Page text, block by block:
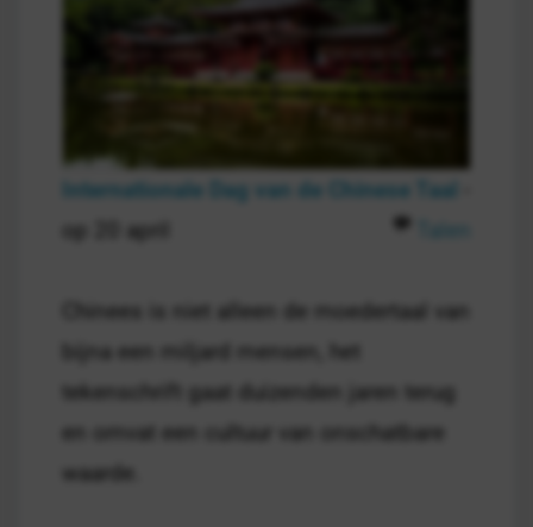
Internationale Dag van de Chinese Taal
op 20 april
Chinees is niet alleen de moedertaal van
bijna een miljard mensen, het
tekenschrift gaat duizenden jaren terug
en omvat een cultuur van onschatbare
waarde.